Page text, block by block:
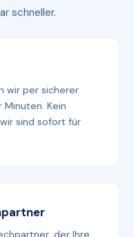
schneller.
wir per sicherer
Minuten. Kein
sind sofort für
der Ihre